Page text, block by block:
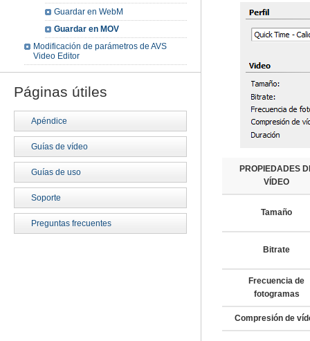
PROPIEDADES
VÍDEO
Tamaño
Bitrate
Frecuencia de
fotogramas
Compresión de
Guardar en WebM
Guardar en MOV
Modificación de parámetros de AVS
Video Editor
Páginas útiles
Apéndice
Guías de vídeo
Guías de uso
Soporte
Preguntas frecuentes